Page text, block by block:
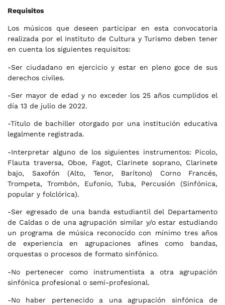
Requisitos
Los músicos que deseen participar en esta convocatoria
realizada por el Instituto de Cultura y Turismo deben tener
en cuenta los siguientes requisitos:
-Ser ciudadano en ejercicio y estar en pleno goce de sus
derechos civiles.
-Ser mayor de edad y no exceder los 25 años cumplidos el
día 13 de julio de 2022.
-Título de bachiller otorgado por una institución educativa
legalmente registrada.
-Interpretar alguno de los siguientes instrumentos: Picolo,
Flauta traversa, Oboe, Fagot, Clarinete soprano, Clarinete
bajo, Saxofón (Alto, Tenor, Barítono) Corno Francés,
Trompeta, Trombón, Eufonio, Tuba, Percusión (Sinfónica,
popular y folclórica).
-Ser egresado de una banda estudiantil del Departamento
de Caldas o de una agrupación similar y/o estar estudiando
un programa de música reconocido con mínimo tres años
de experiencia en agrupaciones afines como bandas,
orquestas o procesos de formato sinfónico.
-No pertenecer como instrumentista a otra agrupación
sinfónica profesional o semi-profesional.
-No haber pertenecido a una agrupación sinfónica de